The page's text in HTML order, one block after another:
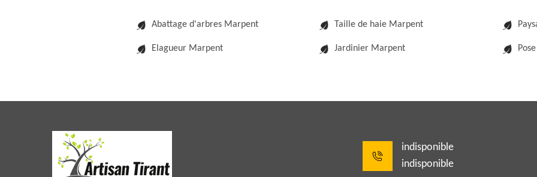
Abattage d'arbres Marpent
Elagueur Marpent
Taille de haie Marpent
Jardinier Marpent
indisponible
indisponible